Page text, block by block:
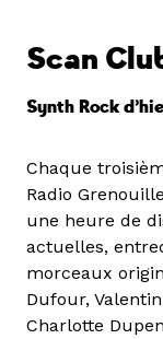
Scan
Synth Rock
Chaque
Radio
une heure de
actuelles,
morceaux
Dufour,
Charlotte